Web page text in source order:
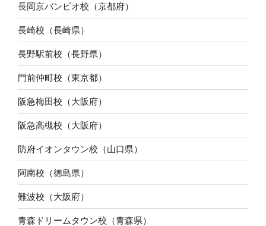
長岡京バンビオ校（京都府）
長崎校（長崎県）
長野駅前校（長野県）
門前仲町校（東京都）
阪急梅田校（大阪府）
阪急高槻校（大阪府）
防府イオンタウン校（山口県）
阿南校（徳島県）
難波校（大阪府）
青森ドリームタウン校（青森県）